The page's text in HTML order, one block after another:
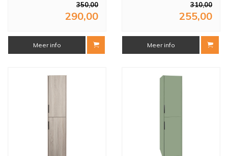
350,00
290,00
Meer info
310,00
255,00
Meer info